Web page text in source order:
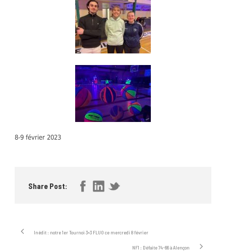
8-9 février 2023
Share Post:
Inédit : notre 1er Tournoi 3×3 FLUO ce mercredi 8 février
NF1 : Défaite 74-66 à Alençon